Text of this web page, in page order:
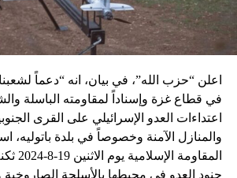
اعلن “حزب الله”، في بيان، انه “دعماً
في قطاع غزة وإسناداً لمقاومته الباسلة
اعتداءات العدو الإسرائيلي على القرى
والمنازل الآمنة وخصوصاً في بلدة باتوليه،
جنود العدو في محيطها بالأسلحة الصاروخية